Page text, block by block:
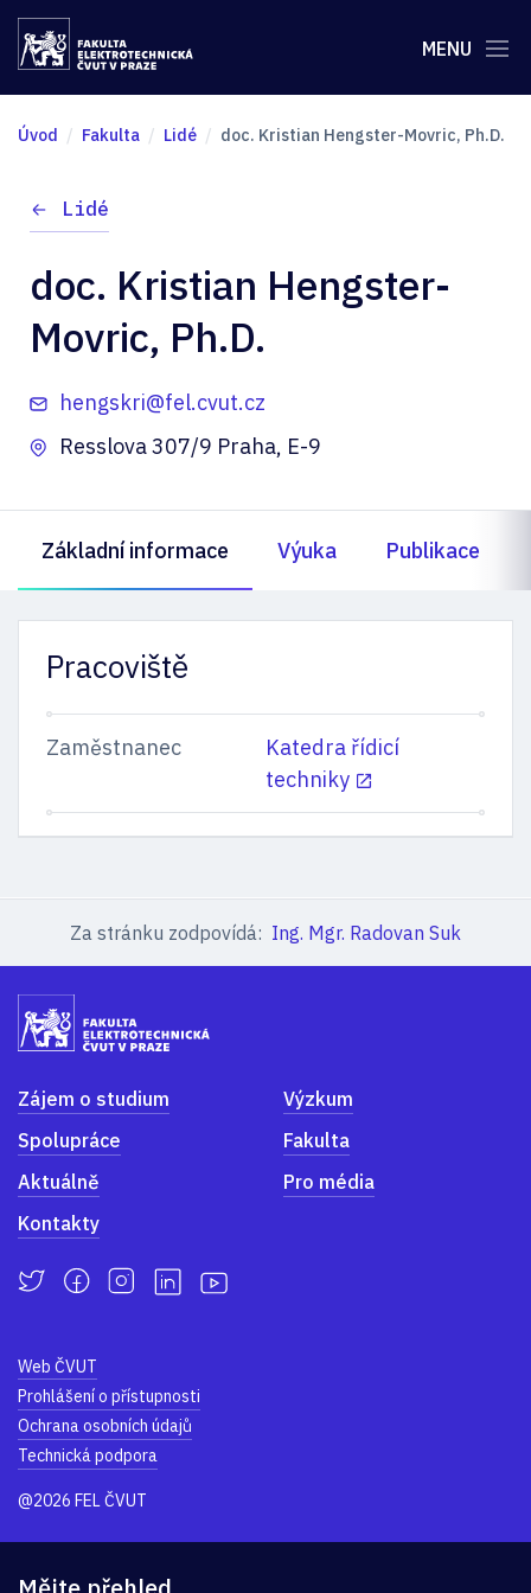
MENU
Úvod Fakulta Lidé doc. Kristian Hengster-Movric, Ph.D.
Lidé
doc. Kristian Hengster-
Movric, Ph.D.
hengskri@fel.cvut.cz
Resslova 307/9 Praha, E-9
Základní informace Výuka Publikace
Pracoviště
Zaměstnanec
Katedra řídicí
techniky
Za stránku zodpovídá: Ing. Mgr. Radovan Suk
Zájem o studium
Výzkum
Spolupráce
Fakulta
Aktuálně
Pro média
Kontakty
Web ČVUT
Prohlášení o přístupnosti
Ochrana osobních údajů
Technická podpora
@2026 FEL ČVUT